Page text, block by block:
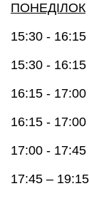
ПОНЕДIЛОК
15:30 - 16:15
15:30 - 16:15
16:15 - 17:00
16:15 - 17:00
17:00 - 17:45
17:45 – 19:15